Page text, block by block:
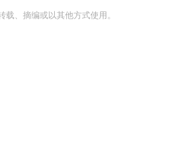
、摘编或以其他方式使用。